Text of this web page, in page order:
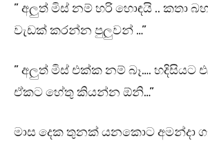
” අලුත් මිස් නම් හරි හොඳයි .. කතා
වැඩක් කරන්න පුලුවන් …”
” අලුත් මිස් එක්ක නම් බෑ…. හදිසියට
ඒකට හේතු කියන්න ඕනි…”
මාස දෙක තුනක් යනකොට අමන්දා